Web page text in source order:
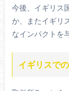
今後、イギリス
か、またイギリ
なインパクトを
イギリスで